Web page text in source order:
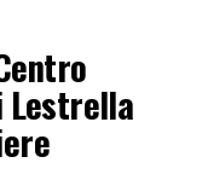
Lestrella